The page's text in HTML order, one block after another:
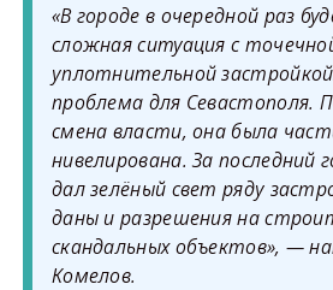
«В городе в очередной раз
сложная ситуация с
уплотнительной
проблема для Севастополя.
смена власти, она была
нивелирована. За последний
дал зелёный свет ряду
даны и разрешения на
скандальных объектов», —
Комелов.